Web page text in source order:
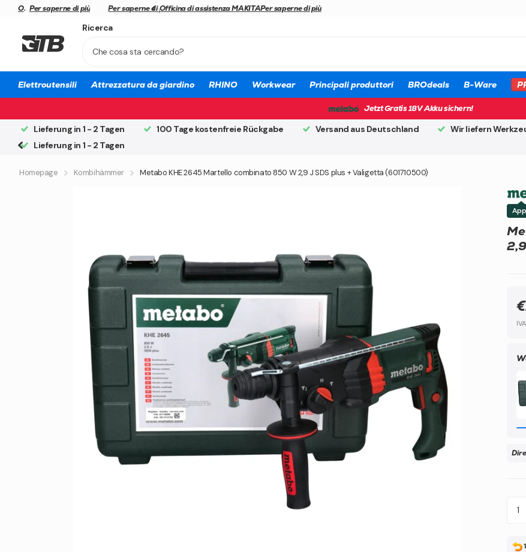
Officina di assistenza MAKITA Per saperne di più
Officina di assistenza MAKITASpedizione rapida
Per saperne di più
Spedizione rapidaOfficina di assistenza MAKITAPer saperne di più
Officina di assistenza MAKITA
Ricerca
Elettroutensili Attrezzatura da giardino RHINO Workwear Principali produttori BROdeals B-Ware
Jetzt Gratis 18V Akku sichern!
Lieferung in 1 - 2 Tagen 100 Tage kostenfreie Rückgabe Versand aus Deutschland Wir liefern
Lieferung in 1 - 2 Tagen
Homepage Kombihämmer Metabo KHE 2645 Martello combinato 850 W 2,9 J SDS plus + Valigetta (601710500)